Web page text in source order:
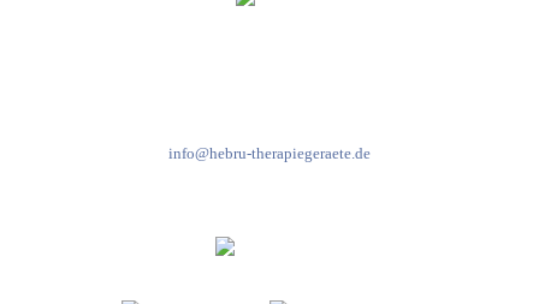
info@hebru-therapiegeraete.de